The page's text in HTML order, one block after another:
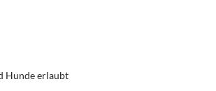
Hunde erlaubt